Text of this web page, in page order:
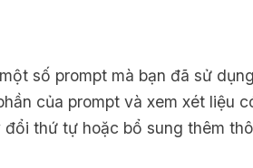
số prompt mà bạn đã sử
của prompt và xem xét liệu
thứ tự hoặc bổ sung thêm